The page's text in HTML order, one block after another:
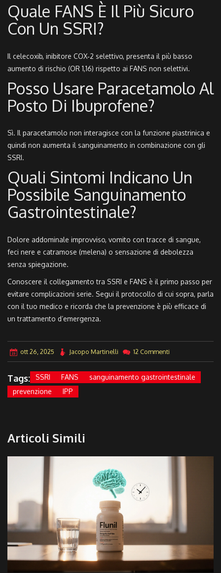
Quale FANS È Il Più Sicuro
Con Un SSRI?
Il celecoxib, inibitore COX‑2 selettivo, presenta il più basso
aumento di rischio (OR 1,16) rispetto ai FANS non selettivi.
Posso Usare Paracetamolo Al
Posto Di Ibuprofene?
Sì. Il paracetamolo non interagisce con la funzione piastrinica e
quindi non aumenta il sanguinamento in combinazione con gli
SSRI.
Quali Sintomi Indicano Un
Possibile Sanguinamento
Gastrointestinale?
Dolore addominale improvviso, vomito con tracce di sangue,
feci nere e catramose (melena) o sensazione di debolezza
senza spiegazione.
Conoscere il collegamento tra SSRI e FANS è il primo passo per
evitare complicazioni serie. Segui il protocollo di cui sopra, parla
con il tuo medico e ricorda che la prevenzione è più efficace di
un trattamento d’emergenza.
ott 26, 2025 Jacopo Martinelli 12 Commenti
Tags: SSRI FANS
sanguinamento gastrointestinale
prevenzione
IPP
Articoli Simili